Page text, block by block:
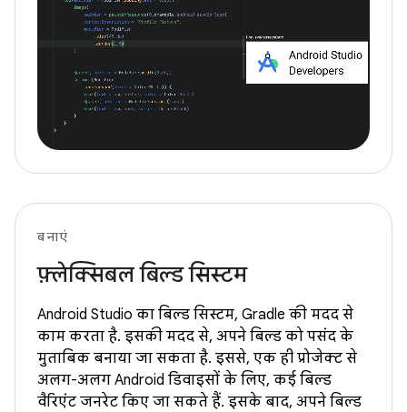
बनाएं
फ़्लेक्सिबल बिल्ड सिस्टम
Android Studio का बिल्ड सिस्टम, Gradle की मदद से
काम करता है. इसकी मदद से, अपने बिल्ड को पसंद के
मुताबिक बनाया जा सकता है. इससे, एक ही प्रोजेक्ट से
अलग-अलग Android डिवाइसों के लिए, कई बिल्ड
वैरिएंट जनरेट किए जा सकते हैं. इसके बाद, अपने बिल्ड